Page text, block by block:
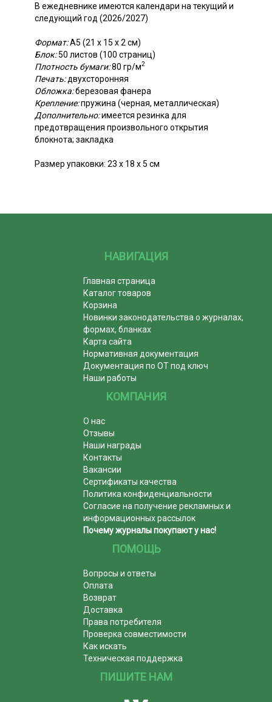
В ежедневнике имеются календари на текущий и
следующий год (2026/2027)
Формат:А5 (21 х 15 х 2 см)
Блок:50 листов (100 страниц)
Плотность бумаги:80 гр/м2
Печать:двухсторонняя
Обложка:березовая фанера
Крепление:пружина (черная, металлическая)
Дополнительно:имеется резинка для
предотвращения произвольного открытия
блокнота; закладка
Размер упаковки: 23 х 18 х 5 см
НАВИГАЦИЯ
Главная страница
Каталог товаров
Корзина
Новинки законодательства о журналах,
формах, бланках
Карта сайта
Нормативная документация
Документация по ОТ под ключ
Наши работы
КОМПАНИЯ
О нас
Отзывы
Наши награды
Контакты
Вакансии
Сертификаты качества
Политика конфиденциальности
Согласие на получение рекламных и
информационных рассылок
Почему журналы покупают у нас!
ПОМОЩЬ
Вопросы и ответы
Оплата
Возврат
Доставка
Права потребителя
Проверка совместимости
Как искать
Техническая поддержка
ПИШИТЕ НАМ